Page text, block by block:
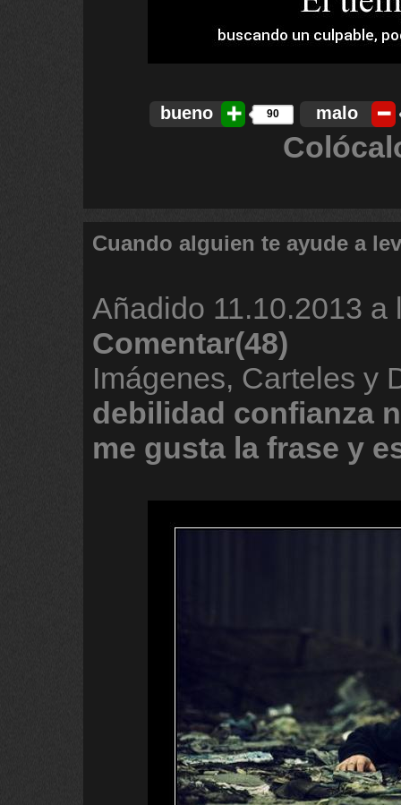
bueno 90 malo
Cuando alguien te ayude a
Añadido 11.10.2013 a
Comentar(48)
Imágenes, Carteles y
debilidad confianza
me gusta la frase y